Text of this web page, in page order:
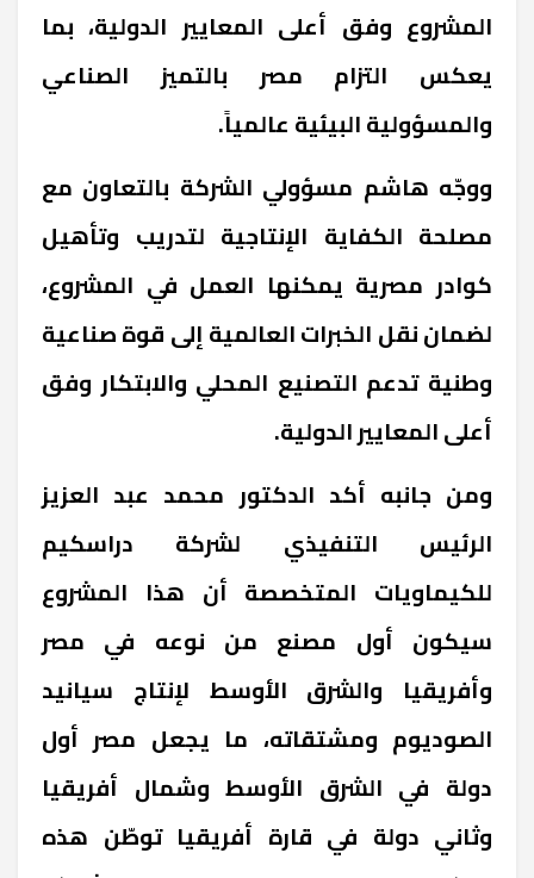
المشروع وفق أعلى المعايير الدولية، بما
يعكس التزام مصر بالتميز الصناعي
والمسؤولية البيئية عالمياً.
ووجّه هاشم مسؤولي الشركة بالتعاون مع
مصلحة الكفاية الإنتاجية لتدريب وتأهيل
كوادر مصرية يمكنها العمل في المشروع،
لضمان نقل الخبرات العالمية إلى قوة صناعية
وطنية تدعم التصنيع المحلي والابتكار وفق
أعلى المعايير الدولية.
ومن جانبه أكد الدكتور محمد عبد العزيز
الرئيس التنفيذي لشركة دراسكيم
للكيماويات المتخصصة أن هذا المشروع
سيكون أول مصنع من نوعه في مصر
وأفريقيا والشرق الأوسط لإنتاج سيانيد
الصوديوم ومشتقاته، ما يجعل مصر أول
دولة في الشرق الأوسط وشمال أفريقيا
وثاني دولة في قارة أفريقيا توطّن هذه